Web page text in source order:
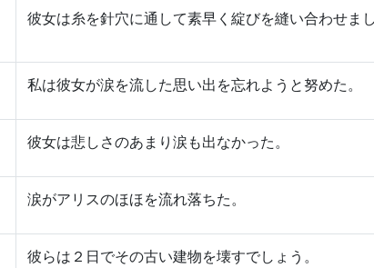
彼女は糸を針穴に通して素早く綻びを縫い合わせまし
私は彼女が涙を流した思い出を忘れようと努めた。
彼女は悲しさのあまり涙も出なかった。
涙がアリスのほほを流れ落ちた。
彼らは２日でその古い建物を壊すでしょう。